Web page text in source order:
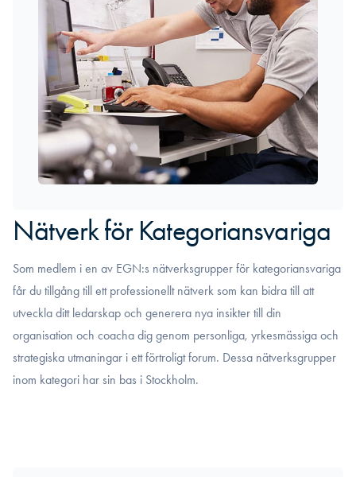
Nätverk för Kategoriansvariga
Som medlem i en av EGN:s nätverksgrupper för kategoriansvariga
får du tillgång till ett professionellt nätverk som kan bidra till att
utveckla ditt ledarskap och generera nya insikter till din
organisation och coacha dig genom personliga, yrkesmässiga och
strategiska utmaningar i ett förtroligt forum. Dessa nätverksgrupper
inom kategori har sin bas i Stockholm.